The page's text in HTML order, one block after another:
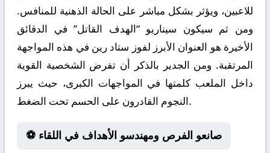
للاعبين، ويؤثر بشكل مباشر على الحالة الذهنية للمنافس.
ومن ثم سيكون سيناريو “الهدف القاتل” في الدقائق
الأخيرة هو العنوان الأبرز لفوز ستاد رين في هذه المواجهة
المرتقبة. ومن الجدير بالذكر أن تفرض الشخصية القوية
داخل الملعب كلمتها في المواجهات الكبرى، حيث يبرز
النجوم القادرون على الحسم تحت الضغط.
⚽ صانعو الفرص ومهندسو الأهداف في اللقاء